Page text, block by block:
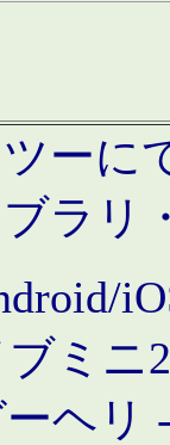
ーに
ラリ
ミニ
ヘリ